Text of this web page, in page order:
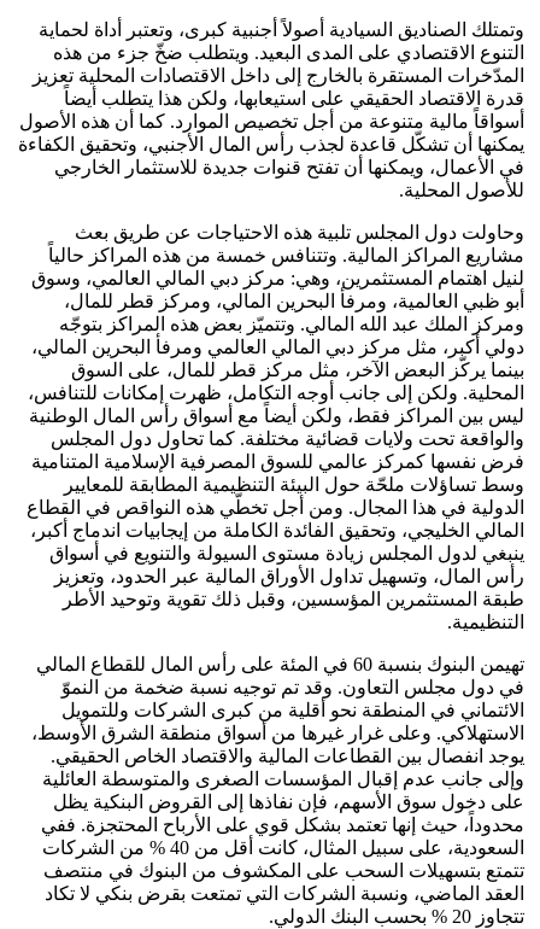
وتمتلك الصناديق السيادية أصولاً أجنبية كبرى، وتعتبر أداة لحماية
التنوع الاقتصادي على المدى البعيد. ويتطلب ضخّ جزء من هذه
المدّخرات المستقرة بالخارج إلى داخل الاقتصادات المحلية تعزيز
قدرة الاقتصاد الحقيقي على استيعابها، ولكن هذا يتطلب أيضاً
أسواقاً مالية متنوعة من أجل تخصيص الموارد. كما أن هذه الأصول
يمكنها أن تشكّل قاعدة لجذب رأس المال الأجنبي، وتحقيق الكفاءة
في الأعمال، ويمكنها أن تفتح قنوات جديدة للاستثمار الخارجي
للأصول المحلية.
وحاولت دول المجلس تلبية هذه الاحتياجات عن طريق بعث
مشاريع المراكز المالية. وتتنافس خمسة من هذه المراكز حالياً
لنيل اهتمام المستثمرين، وهي: مركز دبي المالي العالمي، وسوق
أبو ظبي العالمية، ومرفأ البحرين المالي، ومركز قطر للمال،
ومركز الملك عبد الله المالي. وتتميّز بعض هذه المراكز بتوجّه
دولي أكبر، مثل مركز دبي المالي العالمي ومرفأ البحرين المالي،
بينما يركّز البعض الآخر، مثل مركز قطر للمال، على السوق
المحلية. ولكن إلى جانب أوجه التكامل، ظهرت إمكانات للتنافس،
ليس بين المراكز فقط، ولكن أيضاً مع أسواق رأس المال الوطنية
والواقعة تحت ولايات قضائية مختلفة. كما تحاول دول المجلس
فرض نفسها كمركز عالمي للسوق المصرفية الإسلامية المتنامية
وسط تساؤلات ملحّة حول البيئة التنظيمية المطابقة للمعايير
الدولية في هذا المجال. ومن أجل تخطّي هذه النواقص في القطاع
المالي الخليجي، وتحقيق الفائدة الكاملة من إيجابيات اندماج أكبر،
ينبغي لدول المجلس زيادة مستوى السيولة والتنويع في أسواق
رأس المال، وتسهيل تداول الأوراق المالية عبر الحدود، وتعزيز
طبقة المستثمرين المؤسسين، وقبل ذلك تقوية وتوحيد الأطر
التنظيمية.
تهيمن البنوك بنسبة 60 في المئة على رأس المال للقطاع المالي
في دول مجلس التعاون. وقد تم توجيه نسبة ضخمة من النموّ
الائتماني في المنطقة نحو أقلية من كبرى الشركات وللتمويل
الاستهلاكي. وعلى غرار غيرها من أسواق منطقة الشرق الأوسط،
يوجد انفصال بين القطاعات المالية والاقتصاد الخاص الحقيقي.
وإلى جانب عدم إقبال المؤسسات الصغرى والمتوسطة العائلية
على دخول سوق الأسهم، فإن نفاذها إلى القروض البنكية يظل
محدوداً، حيث إنها تعتمد بشكل قوي على الأرباح المحتجزة. ففي
السعودية، على سبيل المثال، كانت أقل من 40 % من الشركات
تتمتع بتسهيلات السحب على المكشوف من البنوك في منتصف
العقد الماضي، ونسبة الشركات التي تمتعت بقرض بنكي لا تكاد
تتجاوز 20 % بحسب البنك الدولي.